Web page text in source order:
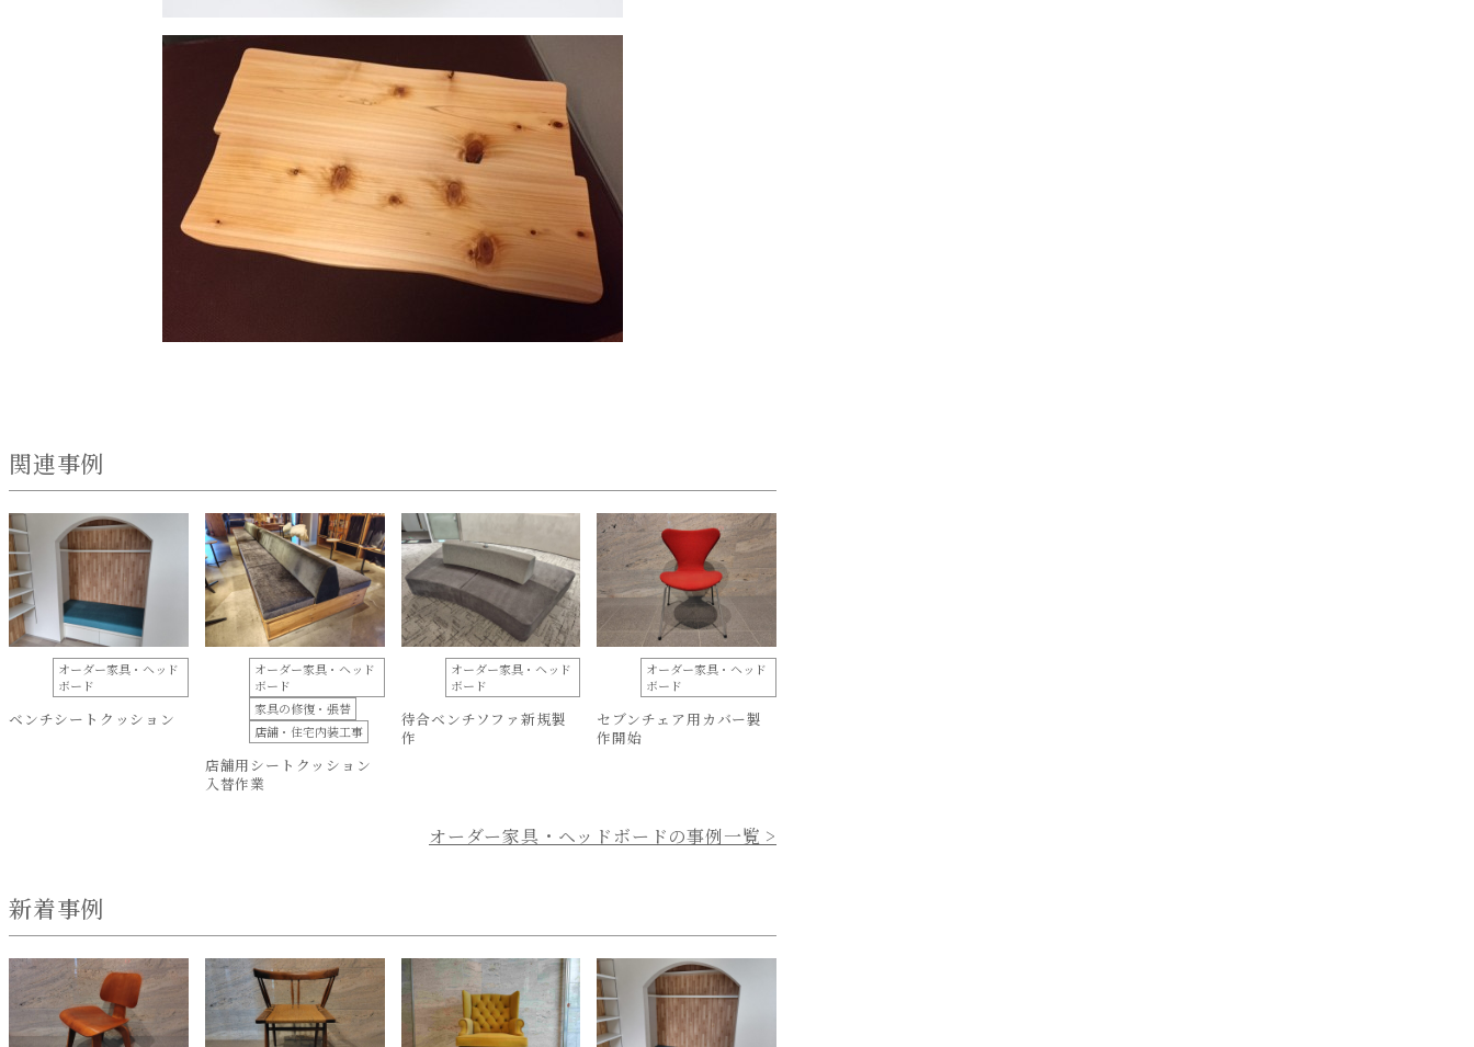
関連事例
オーダー家具・ヘッド
ボード
ベンチシートクッション
オーダー家具・ヘッド
ボード
家具の修復・張替
店舗・住宅内装工事
店舗用シートクッション
入替作業
オーダー家具・ヘッド
ボード
待合ベンチソファ新規製
作
オーダー家具・ヘッド
ボード
セブンチェア用カバー製
作開始
オーダー家具・ヘッドボードの事例一覧 >
新着事例